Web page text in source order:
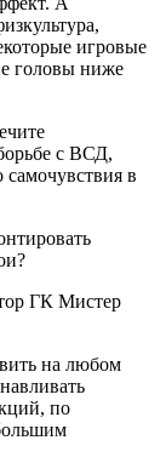
игровые
головы ниже
с ВСД,
в
ГК Мистер
на любом
по